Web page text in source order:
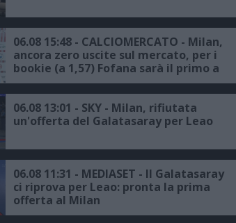
06.08 15:48 - CALCIOMERCATO - Milan,
ancora zero uscite sul mercato, per i
bookie (a 1,57) Fofana sarà il primo a
salutare
06.08 13:01 - SKY - Milan, rifiutata
un'offerta del Galatasaray per Leao
06.08 11:31 - MEDIASET - Il Galatasaray
ci riprova per Leao: pronta la prima
offerta al Milan